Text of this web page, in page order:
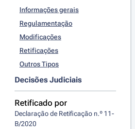
Informações gerais
Regulamentação
Modificações
Retificações
Outros Tipos
Decisões Judiciais
Retificado por
Declaração de Retificação n.º 11-
B/2020